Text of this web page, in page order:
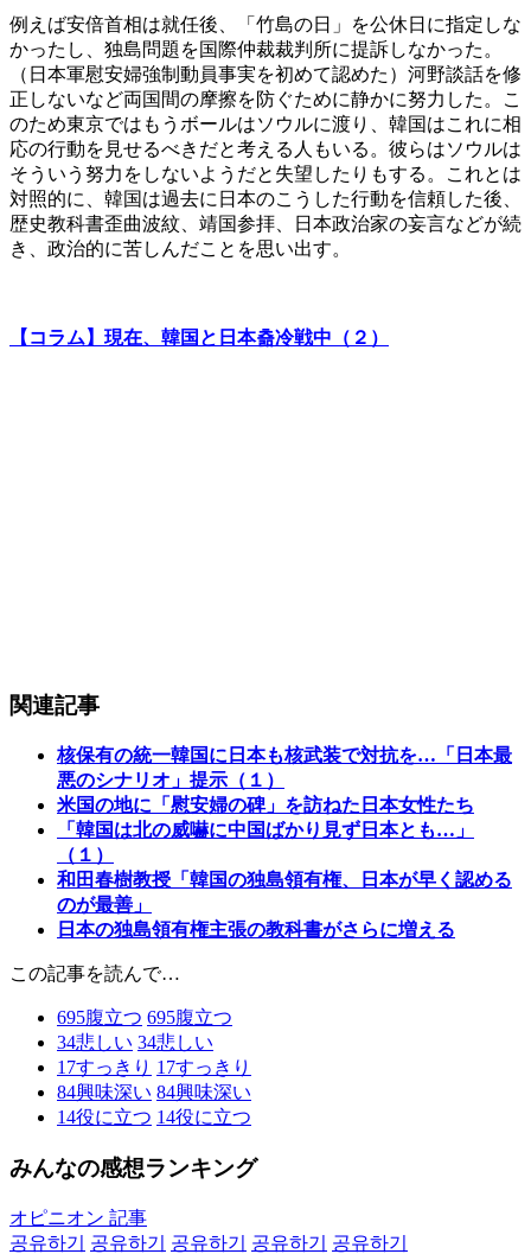
例えば安倍首相は就任後、「竹島の日」を公休日に指定しな
かったし、独島問題を国際仲裁裁判所に提訴しなかった。
（日本軍慰安婦強制動員事実を初めて認めた）河野談話を修
正しないなど両国間の摩擦を防ぐために静かに努力した。こ
のため東京ではもうボールはソウルに渡り、韓国はこれに相
応の行動を見せるべきだと考える人もいる。彼らはソウルは
そういう努力をしないようだと失望したりもする。これとは
対照的に、韓国は過去に日本のこうした行動を信頼した後、
歴史教科書歪曲波紋、靖国参拝、日本政治家の妄言などが続
き、政治的に苦しんだことを思い出す。
【コラム】現在、韓国と日本춂冷戦中（２）
関連記事
核保有の統一韓国に日本も核武装で対抗を…「日本最
悪のシナリオ」提示（１）
米国の地に「慰安婦の碑」を訪ねた日本女性たち
「韓国は北の威嚇に中国ばかり見ず日本とも…」
（１）
和田春樹教授「韓国の独島領有権、日本が早く認める
のが最善」
日本の独島領有権主張の教科書がさらに増える
この記事を読んで…
695腹立つ 695腹立つ
34悲しい 34悲しい
17すっきり 17すっきり
84興味深い 84興味深い
14役に立つ 14役に立つ
みんなの感想ランキング
オピニオン 記事
공유하기
공유하기 공유하기 공유하기
공유하기